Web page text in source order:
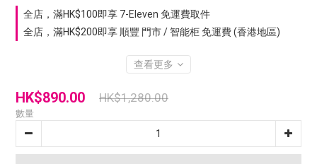
全店，滿HK$100即享 7-Eleven 免運費取件
全店，滿HK$200即享 順豐 門市 / 智能柜 免運費 (香港地區)
查看更多
HK$890.00 HK$1,280.00
數量